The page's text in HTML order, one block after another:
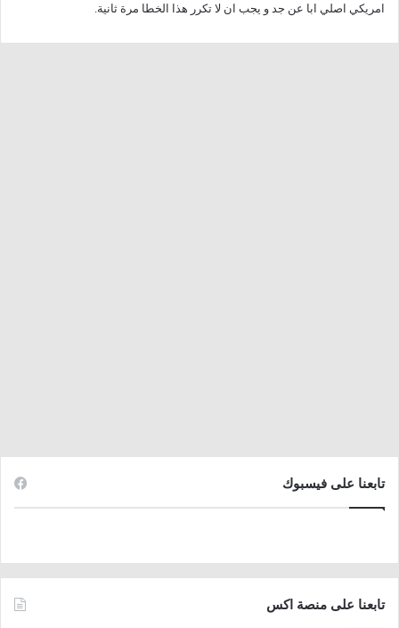
امريكي اصلي ابا عن جد و يجب ان لا تكرر هذا الخطا مرة ثانية.
تابعنا على فيسبوك
تابعنا على منصة اكس